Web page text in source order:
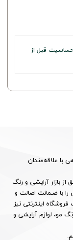
قبل از
با علاقه‌مندان
ساله و شناخت عمیق از بازار آرایشی و رنگ
را با ضـمانت اصالت و
اینترنتی نیز
مو، لوازم آرایشی و